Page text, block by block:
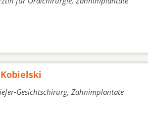
Gesichtschirurg, Zahnimplantate